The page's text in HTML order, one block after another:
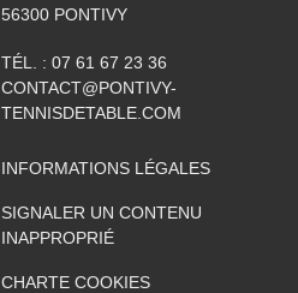
56300 PONTIVY
TÉL. : 07 61 67 23 36
CONTACT@PONTIVY-
TENNISDETABLE.COM
INFORMATIONS LÉGALES
SIGNALER UN CONTENU
INAPPROPRIÉ
CHARTE COOKIES